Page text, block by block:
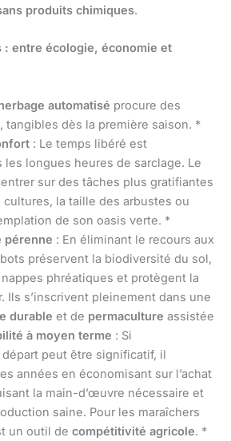
produits chimiques.
: entre écologie, économie et
automatisé procure des
tangibles dès la première saison. *
: Le temps libéré est
longues heures de sarclage. Le
sur des tâches plus gratifiantes
la taille des arbustes ou
de son oasis verte. *
pérenne : En éliminant le recours aux
préservent la biodiversité du sol,
phréatiques et protègent la
Ils s’inscrivent pleinement dans une
durable et de permaculture assistée
à moyen terme : Si
peut être significatif, il
années en économisant sur l’achat
la main-d’œuvre nécessaire et
saine. Pour les maraîchers
un outil de compétitivité agricole. *